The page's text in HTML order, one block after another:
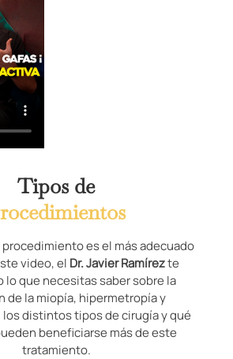
Tipos de
es el más adecuado
video, el Dr. Javier Ramírezte
lo que necesitas saber sobre la
de la miopía, hipermetropía y
distintos tipos de cirugía y qué
beneficiarse más de este
tratamiento.